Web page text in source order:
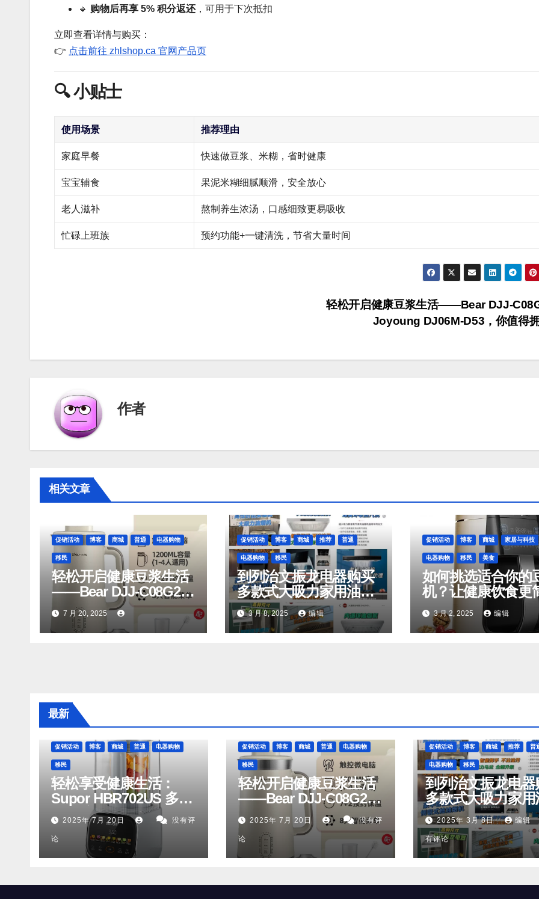
🔹 购物后再享 5% 积分返还，可用于下次抵扣
立即查看详情与购买：
👉 点击前往 zhlshop.ca 官网产品页
🔍 小贴士
使用场景 推荐理由
家庭早餐 快速做豆浆、米糊，省时健康
宝宝辅食 果泥米糊细腻顺滑，安全放心
老人滋补 熬制养生浓汤，口感细致更易吸收
忙碌上班族 预约功能+一键清洗，节省大量时间
导
轻松开启健康豆浆生活——Bear
Joyoung DJ06M‑D53，你值得
作者
相关文章
促销活动 博客 商城 普通 电器购物
移民
轻松开启健康豆浆生活
——Bear DJJ‑C08G2
和 Joyoung
DJ06M‑D53，你值得拥
有
7 月 20, 2025
促销活动 博客 商城 推荐 普通
电器购物 移民
到列治文振龙电器购买
多款式大吸力家用油烟
机，有优惠活动
3 月 8, 2025 编辑
促销活动 博客 商城 家居与科技
电器购物 移民 美食
如何挑选适合你的
机？让健康饮食更
单！
3 月 2, 2025 编辑
最新
促销活动 博客 商城 普通 电器购物
移民
轻松享受健康生活：
Supor HBR702US 多功
能破壁机豆浆机
2025年 7月 20日 没有评
论
促销活动 博客 商城 普通 电器购物
移民
轻松开启健康豆浆生活
——Bear DJJ‑C08G2
和 Joyoung
DJ06M‑D53，你值得拥
有
2025年 7月 20日 没有评
论
促销活动 博客 商城 推荐 普
电器购物 移民
到列治文振龙电器
多款式大吸力家用
机，有优惠活动
2025年 3月 8日 编辑
有评论